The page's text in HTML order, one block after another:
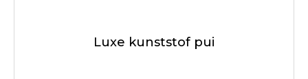
Luxe kunststof pui